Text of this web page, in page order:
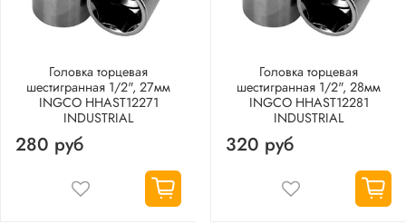
Головка торцевая
шестигранная 1/2", 27мм
INGCO HHAST12271
INDUSTRIAL
280 руб
Головка торцевая
шестигранная 1/2", 28мм
INGCO HHAST12281
INDUSTRIAL
320 руб